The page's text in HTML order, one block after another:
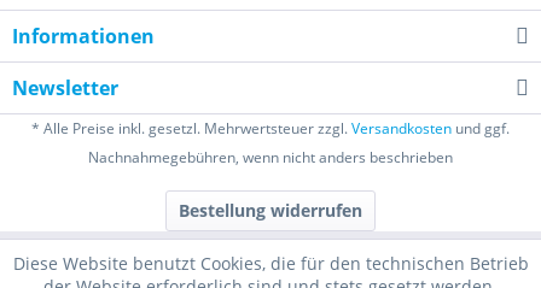
Informationen
Newsletter
* Alle Preise inkl. gesetzl. Mehrwertsteuer zzgl.Versandkosten und ggf.
Nachnahmegebühren, wenn nicht anders beschrieben
Bestellung widerrufen
Diese Website benutzt Cookies, die für den technischen Betrieb